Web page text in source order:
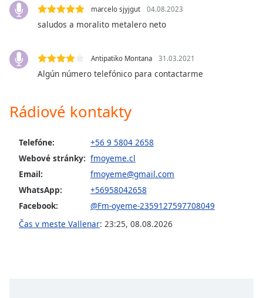
Caption
Area
Edge
marcelo sjyjgut 04.08.2023
saludos a moralito metalero neto
Antipatiko Montana 31.03.2021
Algún número telefónico para contactarme
Rádiové kontakty
Telefóne:
+56 9 5804 2658
Webové stránky: fmoyeme.cl
Email:
fmoyeme@gmail.com
WhatsApp:
+56958042658
Facebook:
@Fm-oyeme-2359127597708049
Čas v meste Vallenar: 23:25, 08.08.2026